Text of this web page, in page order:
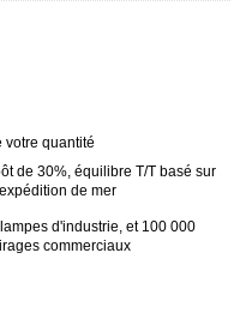
votre quantité
de 30%, équilibre T/T basé sur
de mer
d'industrie, et 100 000
commerciaux